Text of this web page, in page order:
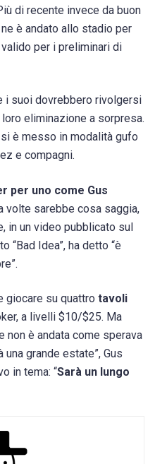
di recente invece da buon
è andato allo stadio per
per i preliminari di
i suoi dovrebbero rivolgersi
eliminazione a sorpresa.
è messo in modalità gufo
e compagni.
per uno come Gus
volte sarebbe cosa saggia,
in un video pubblicato sul
“Bad Idea”, ha detto “è
giocare su quattro tavoli
a livelli $10/$25. Ma
è andata come sperava
una grande estate”, Gus
in tema: “Sarà un lungo